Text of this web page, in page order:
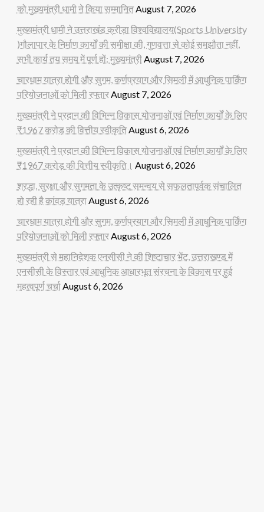
को मुख्यमंत्री धामी ने किया सम्मानितAugust 7, 2026
मुख्यमंत्री धामी ने उत्तराखंड क्रीड़ा विश्वविद्यालय(Sports University
)गौलापार के निर्माण कार्यों की समीक्षा की, गुणवत्ता से कोई समझौता नहीं,
सभी कार्य तय समय में पूर्ण हों: मुख्यमंत्रीAugust 7, 2026
चारधाम यात्रा होगी और सुगम, कर्णप्रयाग और सिमली में आधुनिक पार्किंग
परियोजनाओं को मिली रफ्तारAugust 7, 2026
मुख्यमंत्री ने प्रदान की विभिन्न विकास योजनाओं एवं निर्माण कार्यों के लिए
₹1967 करोड़ की वित्तीय स्वीकृतिAugust 6, 2026
मुख्यमंत्री ने प्रदान की विभिन्न विकास योजनाओं एवं निर्माण कार्यों के लिए
₹1967 करोड़ की वित्तीय स्वीकृति। August 6, 2026
श्रद्धा, सुरक्षा और सुगमता के उत्कृष्ट समन्वय से सफलतापूर्वक संचालित
हो रही है कांवड़ यात्राAugust 6, 2026
चारधाम यात्रा होगी और सुगम, कर्णप्रयाग और सिमली में आधुनिक पार्किंग
परियोजनाओं को मिली रफ्तारAugust 6, 2026
मुख्यमंत्री से महानिदेशक एनसीसी ने की शिष्टाचार भेंट, उत्तराखण्ड में
एनसीसी के विस्तार एवं आधुनिक आधारभूत संरचना के विकास पर हुई
महत्वपूर्ण चर्चाAugust 6, 2026